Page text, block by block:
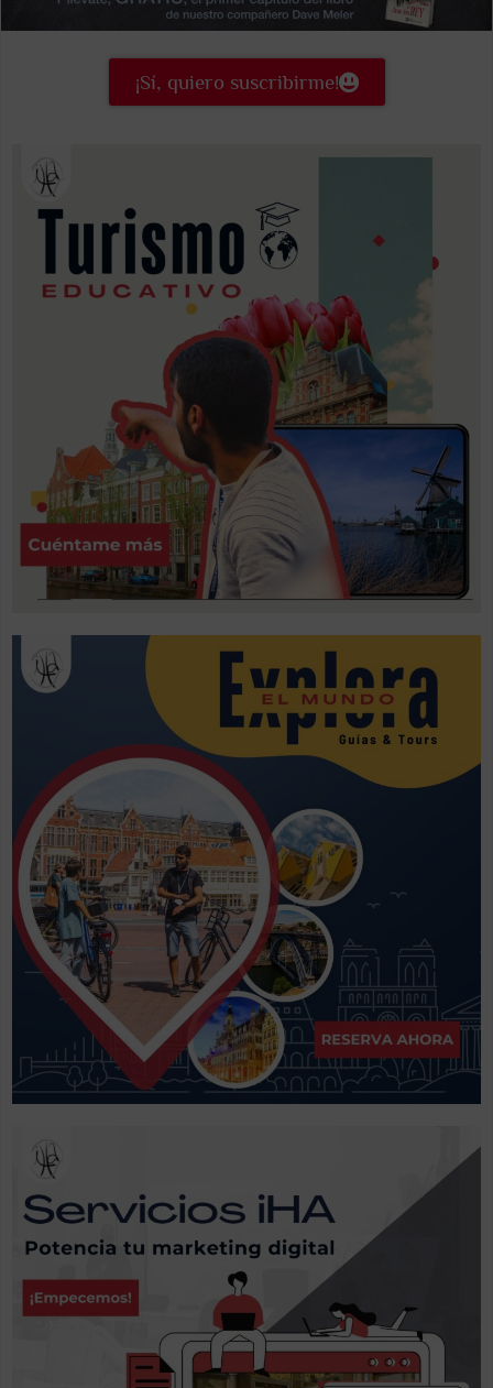
¡Sí, quiero suscribirme!